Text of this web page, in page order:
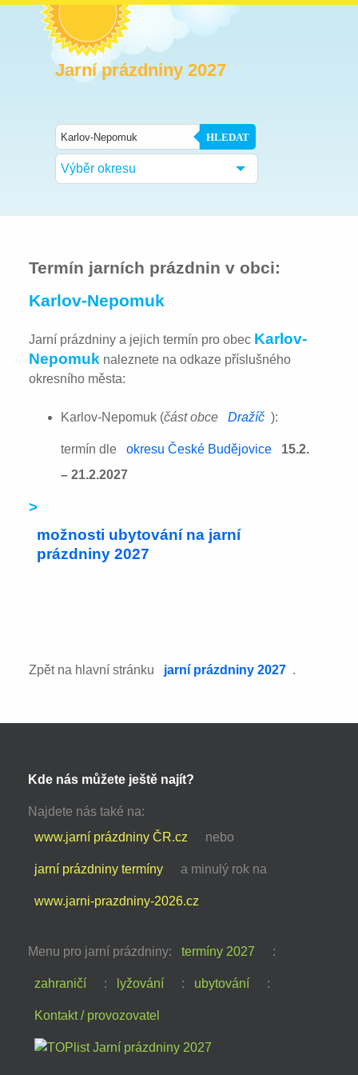
Jarní prázdniny 2027
HLEDAT
Výběr okresu
Termín jarních prázdnin v obci:
Karlov-Nepomuk
Jarní prázdniny a jejich termín pro obec Karlov-
Nepomuk naleznete na odkaze příslušného
okresního města:
Karlov-Nepomuk (část obce Dražíč ):
termín dle okresu České Budějovice
15.2.
– 21.2.2027
>
možnosti ubytování na jarní
prázdniny 2027
Zpět na hlavní stránku jarní prázdniny 2027 .
Kde nás můžete ještě najít?
Najdete nás také na:
www.jarní prázdniny ČR.cz
nebo
jarní prázdniny termíny a minulý rok na
www.jarni-prazdniny-2026.cz
Menu pro jarní prázdniny: termíny 2027 :
zahraničí : lyžování : ubytování :
Kontakt / provozovatel